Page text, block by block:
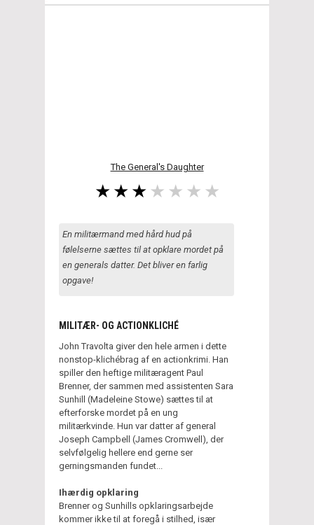
The General's Daughter
En militærmand med hård hud på
følelserne sættes til at opklare mordet på
en generals datter. Det bliver en farlig
opgave!
MILITÆR- OG ACTIONKLICHÉ
John Travolta giver den hele armen i dette
nonstop-klichébrag af en actionkrimi. Han
spiller den heftige militæragent Paul
Brenner, der sammen med assistenten Sara
Sunhill (Madeleine Stowe) sættes til at
efterforske mordet på en ung
militærkvinde. Hun var datter af general
Joseph Campbell (James Cromwell), der
selvfølgelig hellere end gerne ser
gerningsmanden fundet...
Ihærdig opklaring
Brenner og Sunhills opklaringsarbejde
kommer ikke til at foregå i stilhed, især